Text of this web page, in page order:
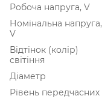
Робоча напруга, V
Номінальна напруга,
V
Відтінок (колір)
світіння
Діаметр
Рівень передчасних